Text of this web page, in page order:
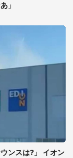
」
ンスは?」 イオン